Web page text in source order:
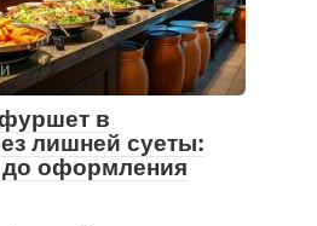
фуршет в
лишней суеты:
до оформления